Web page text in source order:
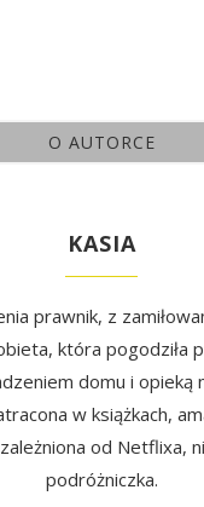
O AUTORCE
KASIA
prawnik, z
która pogodziła
domu i opieką
w książkach,
od Netflixa,
podróżniczka.